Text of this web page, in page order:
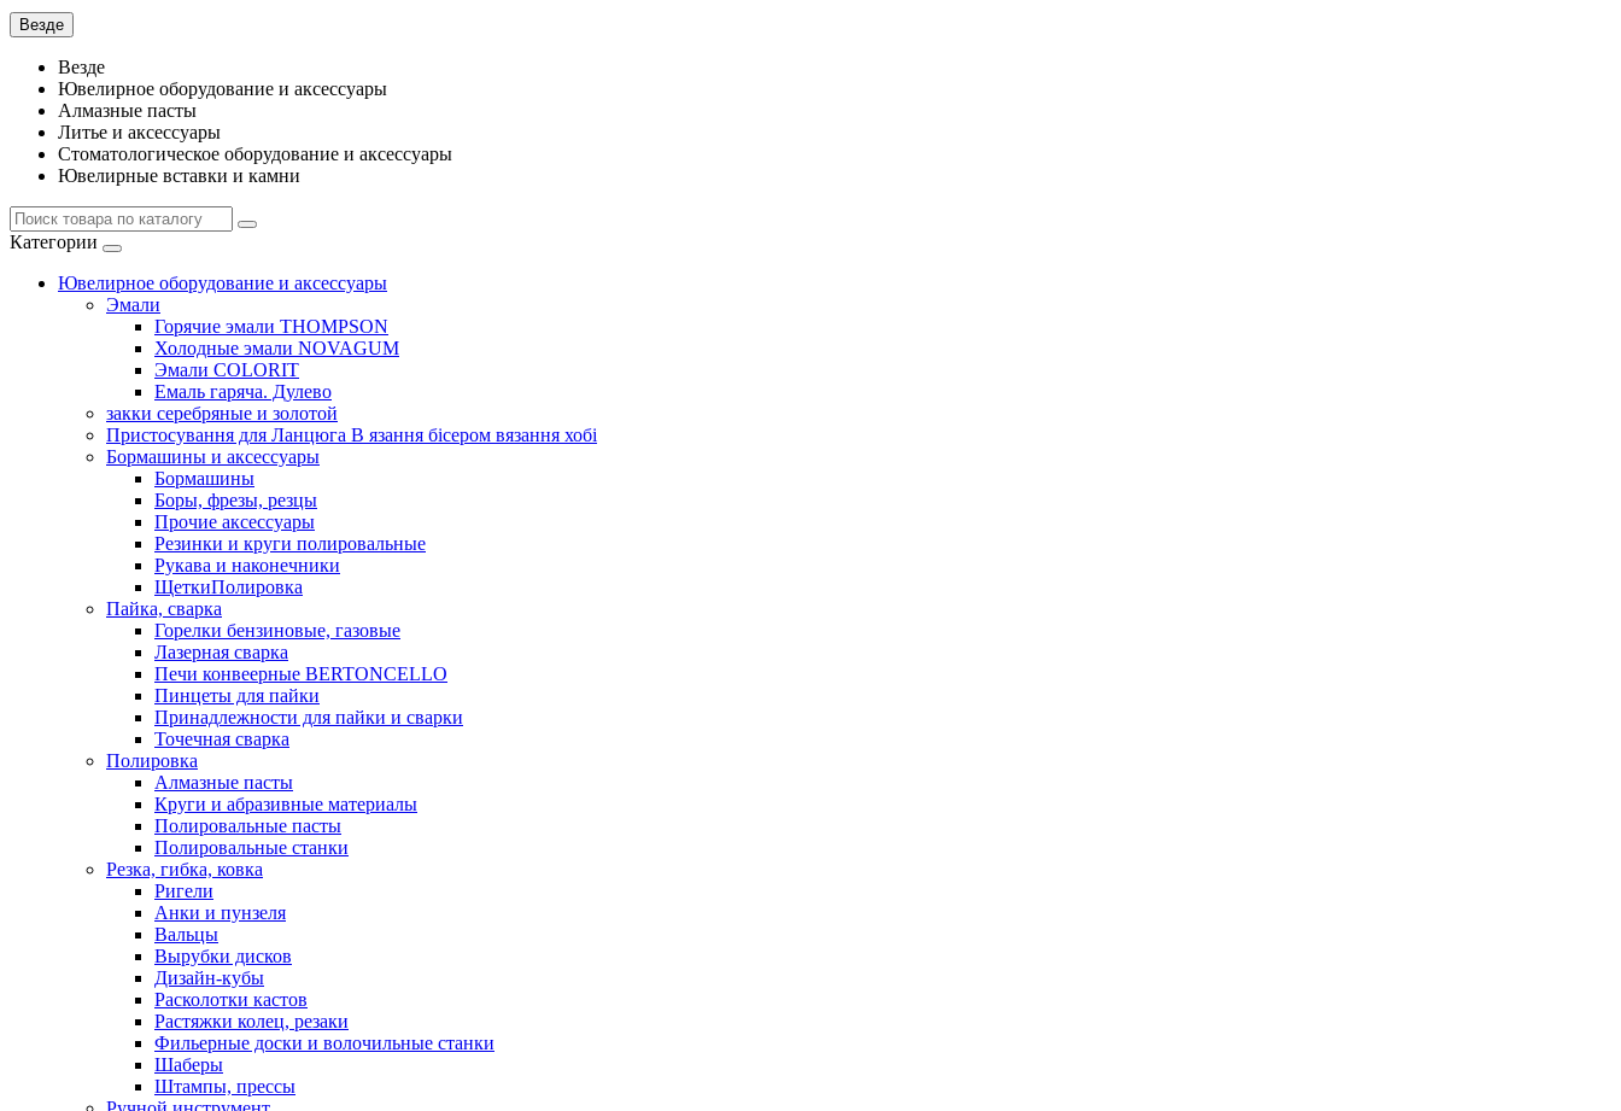
Везде
Везде
Ювелирное оборудование и аксессуары
Алмазные пасты
Литье и аксессуары
Стоматологическое оборудование и аксессуары
Ювелирные вставки и камни
Категории
Ювелирное оборудование и аксессуары
Эмали
Горячие эмали THOMPSON
Холодные эмали NOVAGUM
Эмали COLORIT
Емаль гаряча. Дулево
закки серебряные и золотой
Пристосування для Ланцюга В язання бісером вязання хобі
Бормашины и аксессуары
Бормашины
Боры, фрезы, резцы
Прочие аксессуары
Резинки и круги полировальные
Рукава и наконечники
ЩеткиПолировка
Пайка, сварка
Горелки бензиновые, газовые
Лазерная сварка
Печи конвеерные BERTONCELLO
Пинцеты для пайки
Принадлежности для пайки и сварки
Точечная сварка
Полировка
Алмазные пасты
Круги и абразивные материалы
Полировальные пасты
Полировальные станки
Резка, гибка, ковка
Ригели
Анки и пунзеля
Вальцы
Вырубки дисков
Дизайн-кубы
Расколотки кастов
Растяжки колец, резаки
Фильерные доски и волочильные станки
Шаберы
Штампы, прессы